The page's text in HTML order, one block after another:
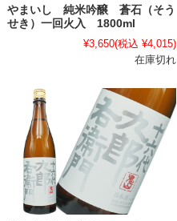
やまいし 純米吟醸 蒼石（そう
せき）一回火入 1800ml
¥3,650(税込 ¥4,015)
在庫切れ